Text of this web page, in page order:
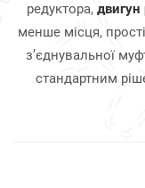
редуктора, двигун
менше місця,
з’єднувальної
стандартним